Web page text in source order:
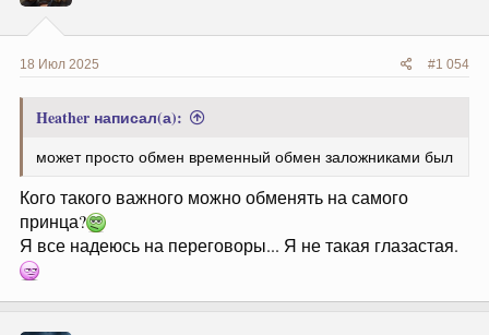
18 Июл 2025 #1 054
Heather написал(а):
может просто обмен временный обмен заложниками был
Кого такого важного можно обменять на самого
принца?
Я все надеюсь на переговоры... Я не такая глазастая.